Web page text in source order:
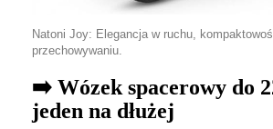
Natoni Joy: Elegancja w ruchu,
przechowywaniu.
➡️ Wózek spacerowy do
jeden na dłużej